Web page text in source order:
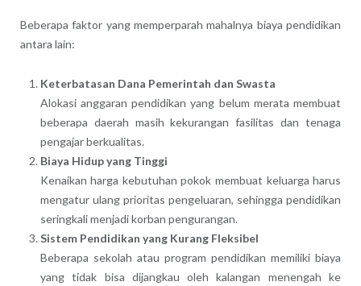
Beberapa faktor yang memperparah mahalnya biaya pendidikan
antara lain:
Keterbatasan Dana Pemerintah dan Swasta
Alokasi anggaran pendidikan yang belum merata membuat
beberapa daerah masih kekurangan fasilitas dan tenaga
pengajar berkualitas.
Biaya Hidup yang Tinggi
Kenaikan harga kebutuhan pokok membuat keluarga harus
mengatur ulang prioritas pengeluaran, sehingga pendidikan
seringkali menjadi korban pengurangan.
Sistem Pendidikan yang Kurang Fleksibel
Beberapa sekolah atau program pendidikan memiliki biaya
yang tidak bisa dijangkau oleh kalangan menengah ke